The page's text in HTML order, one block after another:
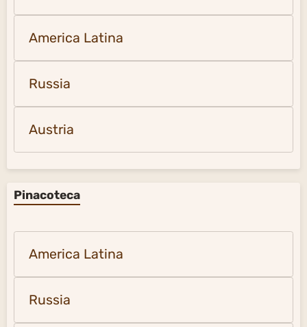
America Latina
Russia
Austria
Pinacoteca
America Latina
Russia